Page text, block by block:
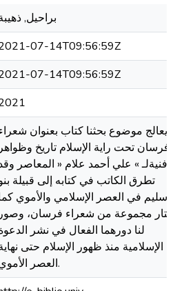
براحيل,
07-14T09:56:59Z
07-14T09:56:59Z
يعالج موضوع بحثنا كتاب بعنوان
فرسان تحت راية الإسلام تاريخ وظواهر
فنيةلـ » علي أحمد علام « المعاصر
تطرق الكاتب في كتابه إلى قبيلة
سليم في العصر الإسلامي والأموي
مجموعة من شعراء فرسان، وصور
لنا دورهما الفعال في نشر
الإسلامية منذ ظهور الإسلام حتى
العصر الأموي.